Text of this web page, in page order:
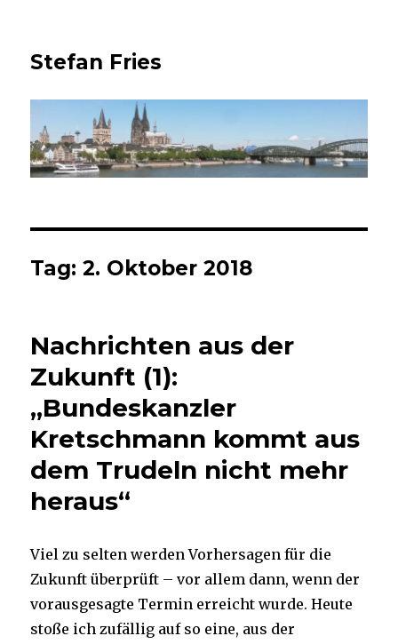
Stefan Fries
Tag:2. Oktober 2018
Nachrichten aus der
Zukunft (1):
„Bundeskanzler
Kretschmann kommt aus
dem Trudeln nicht mehr
heraus“
Viel zu selten werden Vorhersagen für die
Zukunft überprüft – vor allem dann, wenn der
vorausgesagte Termin erreicht wurde. Heute
stoße ich zufällig auf so eine, aus der